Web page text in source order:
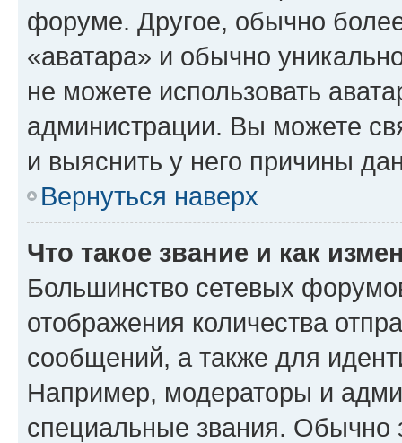
форуме. Другое, обычно
«аватара» и обычно
не можете использовать
администрации. Вы можете
и выяснить у него причины
Вернуться наверх
Что такое звание и как
Большинство сетевых
отображения количества
сообщений, а также для
Например, модераторы и
специальные звания. Обычно